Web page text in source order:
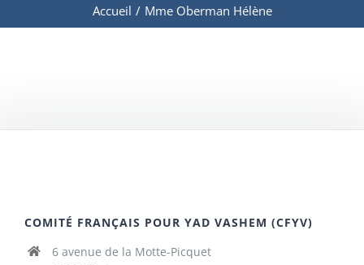
Accueil / Mme Oberman Hélène
COMITÉ FRANÇAIS POUR YAD VASHEM (CFYV)
6 avenue de la Motte-Picquet